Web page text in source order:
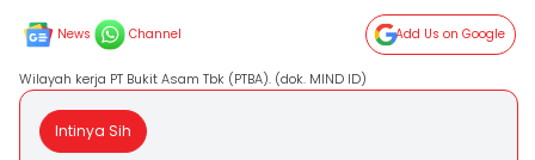
News Channel Add Us on Google
Wilayah kerja PT Bukit Asam Tbk (PTBA). (dok. MIND ID)
Intinya Sih